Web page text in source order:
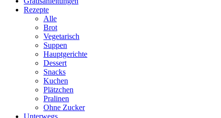
Rezepte
Alle
Brot
Vegetarisch
Suppen
Hauptgerichte
Dessert
Snacks
Kuchen
Plätzchen
Pralinen
Ohne Zucker
Unterwegs